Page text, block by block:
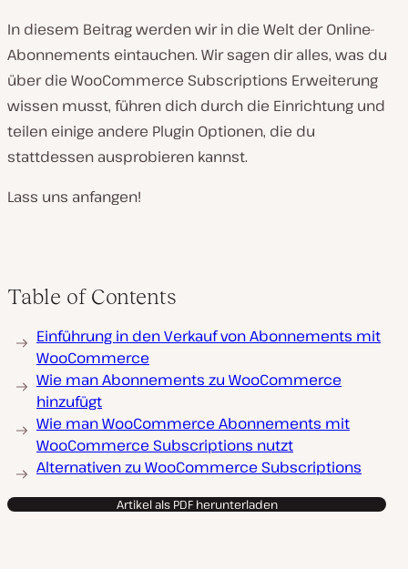
In diesem Beitrag werden wir in die Welt der Online-
Abonnements eintauchen. Wir sagen dir alles, was du
über die WooCommerce Subscriptions Erweiterung
wissen musst, führen dich durch die Einrichtung und
teilen einige andere Plugin Optionen, die du
stattdessen ausprobieren kannst.
Lass uns anfangen!
Table of Contents
Einführung in den Verkauf von Abonnements mit
WooCommerce
Wie man Abonnements zu WooCommerce
hinzufügt
Wie man WooCommerce Abonnements mit
WooCommerce Subscriptions nutzt
Alternativen zu WooCommerce Subscriptions
Artikel als PDF herunterladen